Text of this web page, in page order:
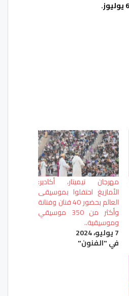
مهرجان تيميتار، أكادير:
الأمازيغ احتفلوا بموسيقى
العالم بحضور 40 فنان وفنانة
وأكثر من 350 موسيقي
وموسيقية..
7 يوليو، 2024
في "الفنون"